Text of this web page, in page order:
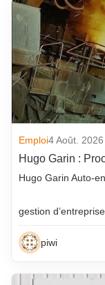
Emploi4 Août. 2026
Hugo Garin :
Hugo Garin Auto-
gestion d’entreprise
piwi